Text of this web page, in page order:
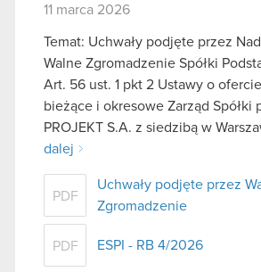
11 marca 2026
Temat: Uchwały podjęte przez
Walne Zgromadzenie Spółki
Art. 56 ust. 1 pkt 2 Ustawy o
bieżące i okresowe Zarząd Spółki
PROJEKT S.A. z siedzibą w
dalej
PDF
Uchwały podjęte przez
Zgromadzenie
PDF ESPI - RB 4/2026